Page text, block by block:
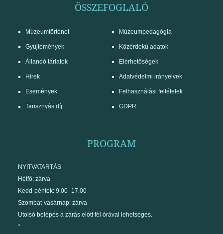
ÖSSZEFOGLALÓ
Múzeumtörténet
Gyűjtemények
Állandó tárlatok
Hírek
Események
Tarisznyás díj
Múzeumpedagógia
Közérdekű adatok
Elérhetőségek
Adatvédelmi irányelvek
Felhasználási feltételek
GDPR
PROGRAM
NYITVATARTÁS
Hétfő: zárva
Kedd-péntek: 9.00–17.00
Szombat-vasárnap: zárva
Utolsó belépés a zárás előtt fél órával lehetséges.
*